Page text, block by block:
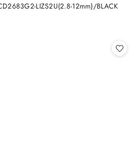
LIZS2U(2.8-12mm)/BLACK